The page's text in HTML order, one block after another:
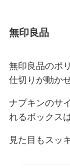
無印良品
無印良品のポ
仕切りが動か
ナプキンのサ
れるボックス
見た目もスッ